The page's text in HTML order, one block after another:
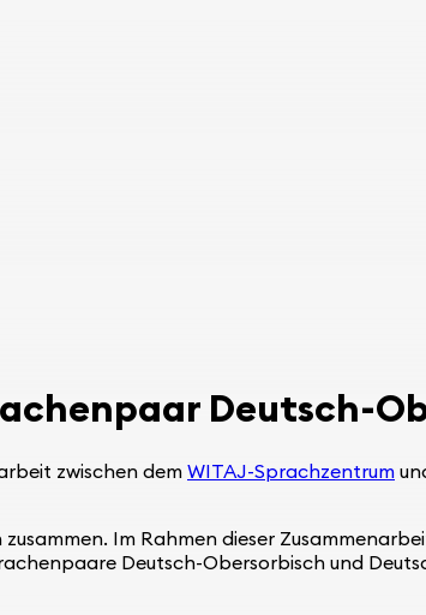
Deutsch-
zwischen dem WITAJ-Sprachzentrum
Im Rahmen dieser
Deutsch-Obersorbisch und